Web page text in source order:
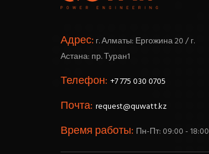
Адрес: г. Алматы: Ергожина 20 / г.
Астана: пр. Туран1
Телефон: +7 775 030 0705
Почта: request@quwatt.kz
Время работы: Пн-Пт: 09:00 - 18:00